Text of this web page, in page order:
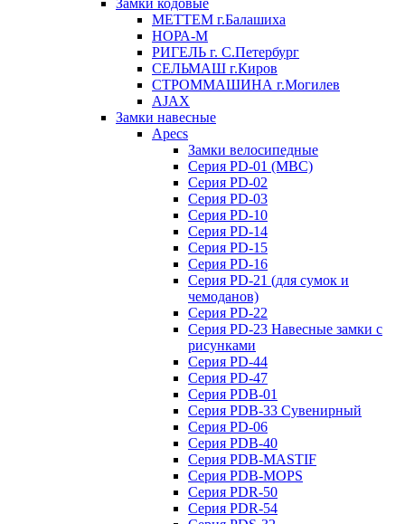
Замки кодовые
МЕТТЕМ г.Балашиха
НОРА-М
РИГЕЛЬ г. С.Петербург
СЕЛЬМАШ г.Киров
СТРОММАШИНА г.Могилев
AJAX
Замки навесные
Apecs
Замки велосипедные
Серия PD-01 (МВС)
Серия PD-02
Серия PD-03
Серия PD-10
Серия PD-14
Серия PD-15
Серия PD-16
Серия PD-21 (для сумок и
чемоданов)
Серия PD-22
Серия PD-23 Навесные замки с
рисунками
Серия PD-44
Серия PD-47
Серия PDB-01
Серия PDB-33 Сувенирный
Серия PD-06
Серия PDB-40
Серия PDB-MASTIF
Серия PDB-MOPS
Серия PDR-50
Серия PDR-54